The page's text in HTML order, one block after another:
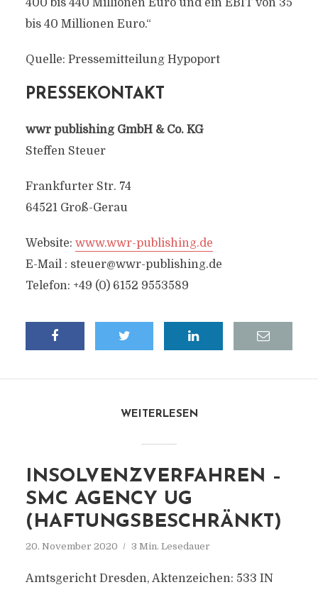
400 bis 440 Millionen Euro und ein EBIT von 35
bis 40 Millionen Euro.“
Quelle: Pressemitteilung Hypoport
PRESSEKONTAKT
wwr publishing GmbH & Co. KG
Steffen Steuer
Frankfurter Str. 74
64521 Groß-Gerau
Website: www.wwr-publishing.de
E-Mail : steuer@wwr-publishing.de
Telefon: +49 (0) 6152 9553589
WEITERLESEN
INSOLVENZVERFAHREN –
SMC AGENCY UG
(HAFTUNGSBESCHRÄNKT)
20. November 2020 3 Min. Lesedauer
Amtsgericht Dresden, Aktenzeichen: 533 IN